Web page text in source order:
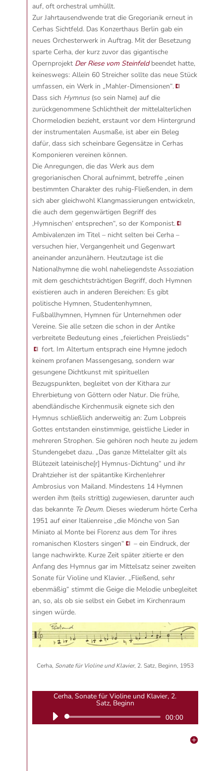
auf, oft orchestral umhüllt.
Zur Jahrtausendwende trat die Gregorianik erneut in
Cerhas Sichtfeld. Das Konzerthaus Berlin gab ein
neues Orchesterwerk in Auftrag. Mit der Besetzung
sparte Cerha, der kurz zuvor das gigantische
Opernprojekt Der Riese vom Steinfeldbeendet hatte,
keineswegs: Allein 60 Streicher sollte das neue Stück
umfassen, ein Werk in „Mahler-Dimensionen“.
Dass sich Hymnus(so sein Name) auf die
zurückgenommene Schlichtheit der mittelalterlichen
Chormelodien bezieht, erstaunt vor dem Hintergrund
der instrumentalen Ausmaße, ist aber ein Beleg
dafür, dass sich scheinbare Gegensätze in Cerhas
Komponieren vereinen können.
Die Anregungen, die das Werk aus dem
gregorianischen Choral aufnimmt, betreffe „einen
bestimmten Charakter des ruhig-Fließenden, in dem
sich aber gleichwohl Klangmassierungen entwickeln,
die auch dem gegenwärtigen Begriff des
‚Hymnischen‘ entsprechen“, so der Komponist.
Ambivalenzen im Titel – nicht selten bei Cerha –
versuchen hier, Vergangenheit und Gegenwart
aneinander anzunähern. Heutzutage ist die
Nationalhymne die wohl naheliegendste Assoziation
mit dem geschichtsträchtigen Begriff, doch Hymnen
existieren auch in anderen Bereichen: Es gibt
politische Hymnen, Studentenhymnen,
Fußballhymnen, Hymnen für Unternehmen oder
Vereine. Sie alle setzen die schon in der Antike
verbreitete Bedeutung eines „feierlichen Preislieds“
fort. Im Altertum entsprach eine Hymne jedoch
keinem profanen Massengesang, sondern war
gesungene Dichtkunst mit spirituellen
Bezugspunkten, begleitet von der Kithara zur
Ehrerbietung von Göttern oder Natur. Die frühe,
abendländische Kirchenmusik eignete sich den
Hymnus schließlich anderweitig an: Zum Lobpreis
Gottes entstanden einstimmige, geistliche Lieder in
mehreren Strophen. Sie gehören noch heute zu jedem
Stundengebet dazu. „Das ganze Mittelalter gilt als
Blütezeit lateinische[r] Hymnus-Dichtung“ und ihr
Drahtzieher ist der spätantike Kirchenlehrer
Ambrosius von Mailand. Mindestens 14 Hymnen
werden ihm (teils strittig) zugewiesen, darunter auch
das bekannte Te Deum. Dieses wiederum hörte Cerha
1951 auf einer Italienreise „die Mönche von San
Miniato al Monte bei Florenz aus dem Tor ihres
romanischen Klosters singen“
– ein Eindruck, der
lange nachwirkte. Kurze Zeit später zitierte er den
Anfang des Hymnus gar im Mittelsatz seiner zweiten
Sonate für Violine und Klavier. „Fließend, sehr
ebenmäßig“ stimmt die Geige die Melodie unbegleitet
an, so, als ob sie selbst ein Gebet im Kirchenraum
singen würde.
Cerha, Sonate für Violine und Klavier, 2. Satz, Beginn, 1953
Cerha, Sonate für Violine und Klavier, 2.
Satz, Beginn
Audio-
00:00